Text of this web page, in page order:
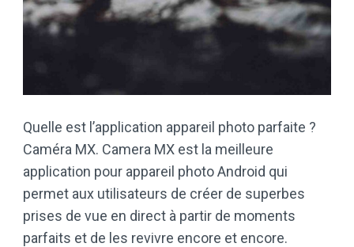
Quelle est l’application appareil photo parfaite ?
Caméra MX. Camera MX est la meilleure
application pour appareil photo Android qui
permet aux utilisateurs de créer de superbes
prises de vue en direct à partir de moments
parfaits et de les revivre encore et encore.